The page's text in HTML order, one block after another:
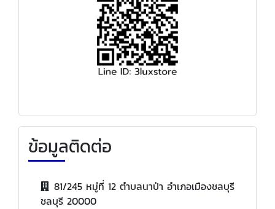
ข้อมูลติดต่อ
81/245 หมู่ที่ 12 ตำบลนาป่า อำเภอเมืองชลบุรี
ชลบุรี 20000